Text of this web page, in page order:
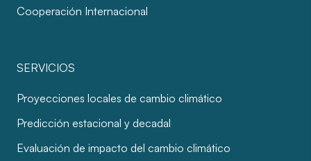
Cooperación Internacional
SERVICIOS
Proyecciones locales de cambio climático
Predicción estacional y decadal
Evaluación de impacto del cambio climático